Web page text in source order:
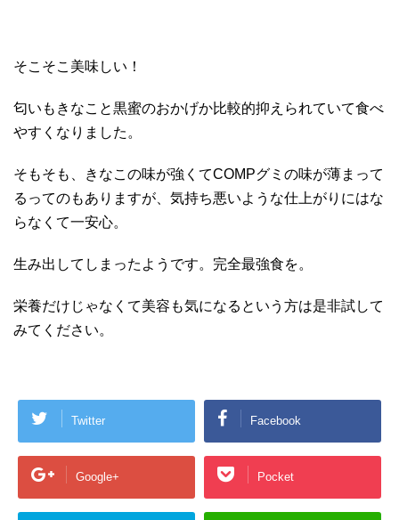
そこそこ美味しい！
匂いもきなこと黒蜜のおかげか比較的抑えられていて食べ
やすくなりました。
そもそも、きなこの味が強くてCOMPグミの味が薄まって
るってのもありますが、気持ち悪いような仕上がりにはな
らなくて一安心。
生み出してしまったようです。完全最強食を。
栄養だけじゃなくて美容も気になるという方は是非試して
みてください。
Twitter Facebook
Google+ Pocket